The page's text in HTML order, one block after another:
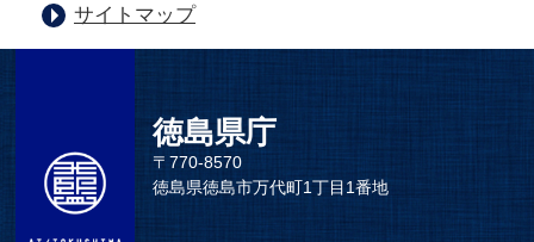
サイトマップ
徳島県庁
〒770-8570
徳島県徳島市万代町1丁目1番地